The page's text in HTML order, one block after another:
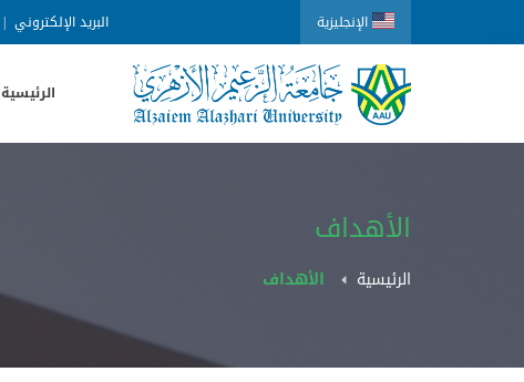
الإنجليزية البريد الإلكتروني |
الرئيسية
الأهداف
الرئيسية الأهداف